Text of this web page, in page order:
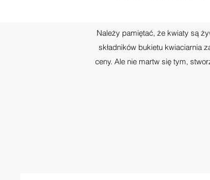
Należy pamiętać, że kwiaty są
składników bukietu kwiaciarnia
ceny. Ale nie martw się tym,